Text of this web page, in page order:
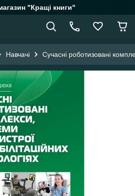
"Кращі книги"
Навчачі Сучасні роботизовані